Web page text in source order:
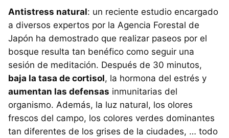
Antistress natural: un reciente estudio encargado
a diversos expertos por la Agencia Forestal de
Japón ha demostrado que realizar paseos por el
bosque resulta tan benéfico como seguir una
sesión de meditación. Después de 30 minutos,
baja la tasa de cortisol, la hormona del estrés y
aumentan las defensas inmunitarias del
organismo. Además, la luz natural, los olores
frescos del campo, los colores verdes dominantes
tan diferentes de los grises de la ciudades, … todo